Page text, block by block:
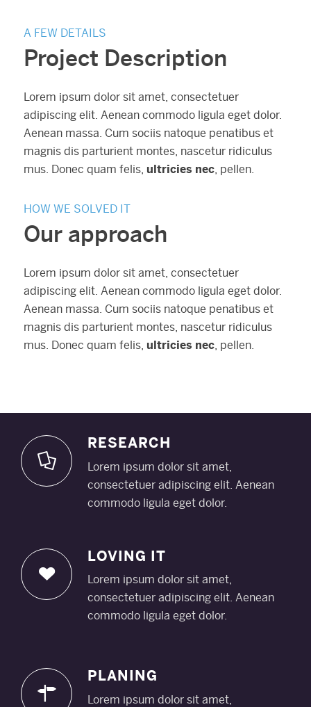
A FEW DETAILS
Project Description
Lorem ipsum dolor sit amet, consectetuer
adipiscing elit. Aenean commodo ligula eget dolor.
Aenean massa. Cum sociis natoque penatibus et
magnis dis parturient montes, nascetur ridiculus
mus. Donec quam felis, ultricies nec, pellen.
HOW WE SOLVED IT
Our approach
Lorem ipsum dolor sit amet, consectetuer
adipiscing elit. Aenean commodo ligula eget dolor.
Aenean massa. Cum sociis natoque penatibus et
magnis dis parturient montes, nascetur ridiculus
mus. Donec quam felis, ultricies nec, pellen.
RESEARCH
Lorem ipsum dolor sit amet,
consectetuer adipiscing elit. Aenean
commodo ligula eget dolor.
LOVING IT
Lorem ipsum dolor sit amet,
consectetuer adipiscing elit. Aenean
commodo ligula eget dolor.
PLANING
Lorem ipsum dolor sit amet,